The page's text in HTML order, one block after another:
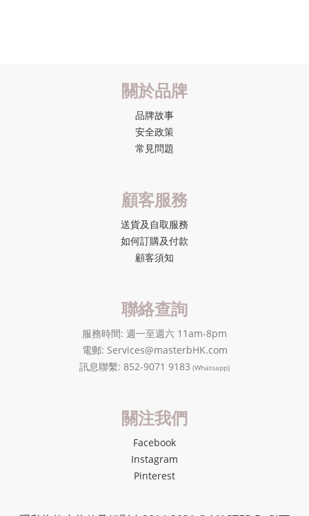
關於品牌
品牌故事
安全政策
常見問題
顧客服務
送貨及自取服務
如何訂購及付款
顧客須知
聯絡查詢
服務時間: 週一至週六 11am-8pm
電郵: Services@masterbHK.com
訊息聯繫: 852-9071 9183 (Whatsapp)
關注我們
Facebook
Instagram
Pinterest